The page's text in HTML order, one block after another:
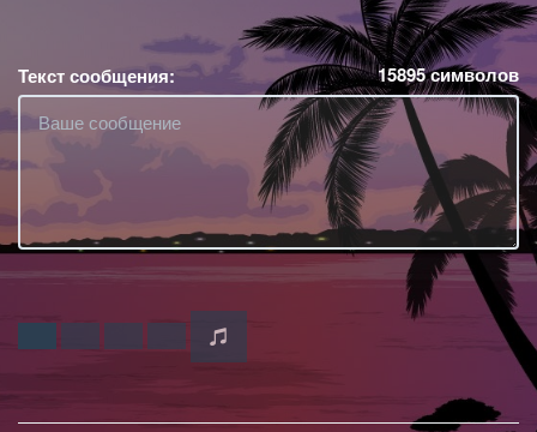
Текст сообщения: 15895символов